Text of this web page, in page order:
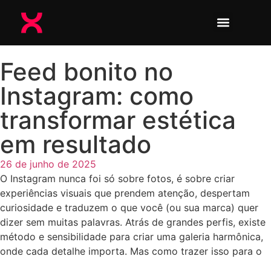
Feed bonito no
Instagram: como
transformar estética
em resultado
26 de junho de 2025
O Instagram nunca foi só sobre fotos, é sobre criar
experiências visuais que prendem atenção, despertam
curiosidade e traduzem o que você (ou sua marca) quer
dizer sem muitas palavras. Atrás de grandes perfis, existe
método e sensibilidade para criar uma galeria harmônica,
onde cada detalhe importa. Mas como trazer isso para o